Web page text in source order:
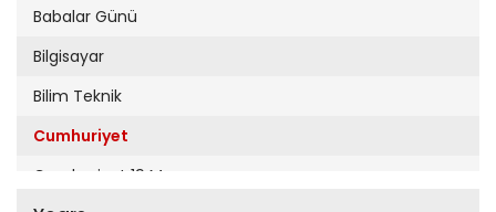
Babalar Günü
Bilgisayar
Bilim Teknik
Cumhuriyet
Cumhuriyet 19 Mayıs